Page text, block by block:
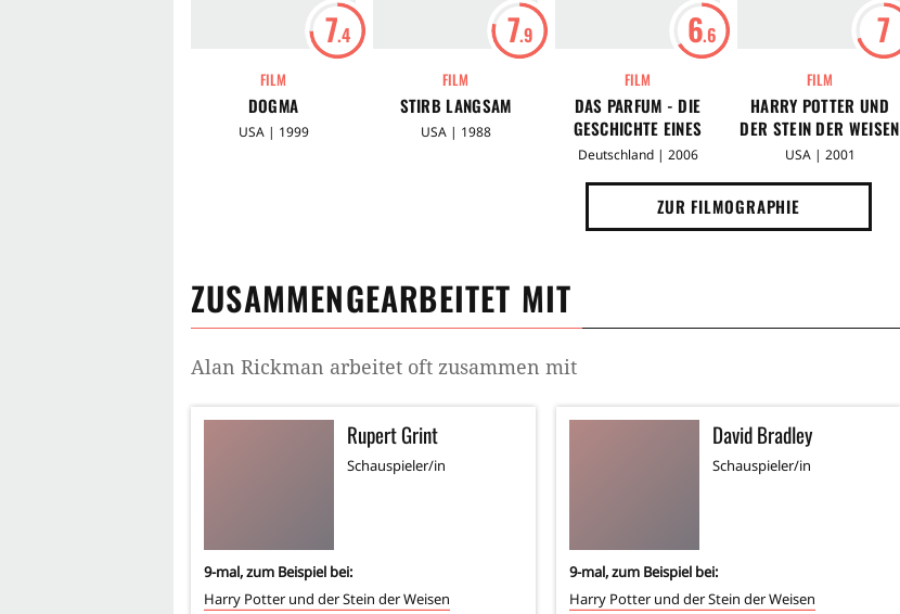
7.4
FILM
DOGMA
USA | 1999
7.9
FILM
STIRB LANGSAM
USA | 1988
6.6
FILM
DAS PARFUM - DIE
GESCHICHTE EINES
MÖRDERS
Deutschland | 2006
7
FILM
HARRY POTTER UND
DER STEIN DER WEISEN
USA | 2001
ZUR FILMOGRAPHIE
ZUSAMMENGEARBEITET MIT
Alan Rickman arbeitet oft zusammen mit
Rupert Grint
Schauspieler/in
9-mal, zum Beispiel bei:
Harry Potter und der Stein der Weisen
David Bradley
Schauspieler/in
9-mal, zum Beispiel bei:
Harry Potter und der Stein der Weisen